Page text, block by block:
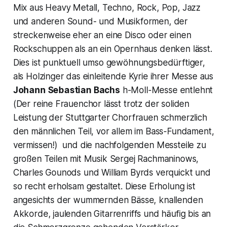
Mix aus Heavy Metall, Techno, Rock, Pop, Jazz
und anderen Sound- und Musikformen, der
streckenweise eher an eine Disco oder einen
Rockschuppen als an ein Opernhaus denken lässt.
Dies ist punktuell umso gewöhnungsbedürftiger,
als Holzinger das einleitende Kyrie ihrer Messe aus
Johann Sebastian Bachs h-Moll-Messe entlehnt
(Der reine Frauenchor lässt trotz der soliden
Leistung der Stuttgarter Chorfrauen schmerzlich
den männlichen Teil, vor allem im Bass-Fundament,
vermissen!) und die nachfolgenden Messteile zu
großen Teilen mit Musik Sergej Rachmaninows,
Charles Gounods und William Byrds verquickt und
so recht erholsam gestaltet. Diese Erholung ist
angesichts der wummernden Bässe, knallenden
Akkorde, jaulenden Gitarrenriffs und häufig bis an